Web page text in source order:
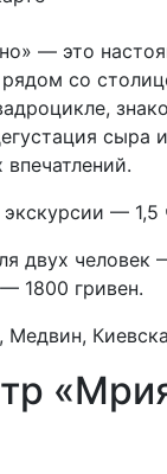
— это
со
сыра
экскурсии — 1,5
двух человек
1800 гривен.
Медвин,